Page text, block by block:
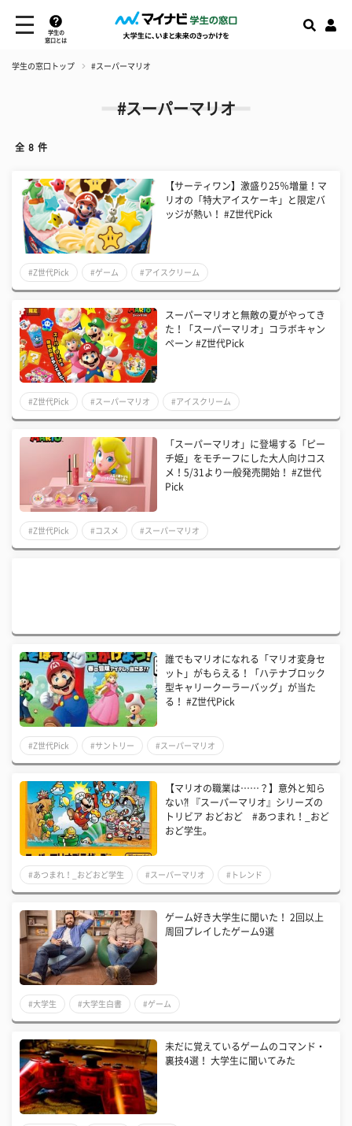
学生の
窓口とは
学生の窓口トップ #スーパーマリオ
#スーパーマリオ
全 8 件
【サーティワン】激盛り25％増量！マ
リオの「特大アイスケーキ」と限定バ
ッジが熱い！ #Z世代Pick
#Z世代Pick #ゲーム #アイスクリーム
スーパーマリオと無敵の夏がやってき
た！「スーパーマリオ」コラボキャン
ペーン #Z世代Pick
#Z世代Pick #スーパーマリオ #アイスクリーム
「スーパーマリオ」に登場する「ピー
チ姫」をモチーフにした大人向けコス
メ！5/31より一般発売開始！ #Z世代
Pick
#Z世代Pick #コスメ #スーパーマリオ
誰でもマリオになれる「マリオ変身セ
ット」がもらえる！「ハテナブロック
型キャリークーラーバッグ」が当た
る！ #Z世代Pick
#Z世代Pick #サントリー #スーパーマリオ
【マリオの職業は……？】意外と知ら
ない⁈ 『スーパーマリオ』シリーズの
トリビア おどおど #あつまれ！_おど
おど学生。
#あつまれ！_おどおど学生 #スーパーマリオ #トレンド
ゲーム好き大学生に聞いた！ 2回以上
周回プレイしたゲーム9選
#大学生 #大学生白書 #ゲーム
未だに覚えているゲームのコマンド・
裏技4選！ 大学生に聞いてみた